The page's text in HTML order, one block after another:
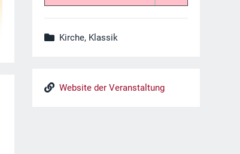
Kirche, Klassik
Website der Veranstaltung